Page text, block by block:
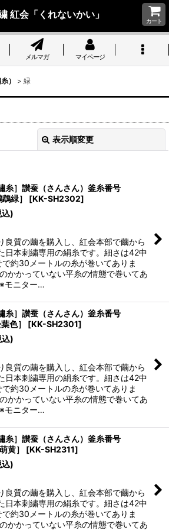
紅会「くれないかい」
カート
メルマガ マイページ
） > 緑
表示順変更
絞り込む
糸］讃蚕（さんさん）釜糸番号
緑］
[KK-SH2302]
込)
良質の繭を購入し、紅会本部で繭から
日本刺繍専用の絹糸です。細さは42中
約30メートルの糸が巻いてありま
かかっていない平糸の情態で巻いてあ
モニター…
糸］讃蚕（さんさん）釜糸番号
色］
[KK-SH2301]
込)
良質の繭を購入し、紅会本部で繭から
日本刺繍専用の絹糸です。細さは42中
約30メートルの糸が巻いてありま
かかっていない平糸の情態で巻いてあ
モニター…
糸］讃蚕（さんさん）釜糸番号
黄］
[KK-SH2311]
込)
良質の繭を購入し、紅会本部で繭から
日本刺繍専用の絹糸です。細さは42中
約30メートルの糸が巻いてありま
かかっていない平糸の情態で巻いてあ